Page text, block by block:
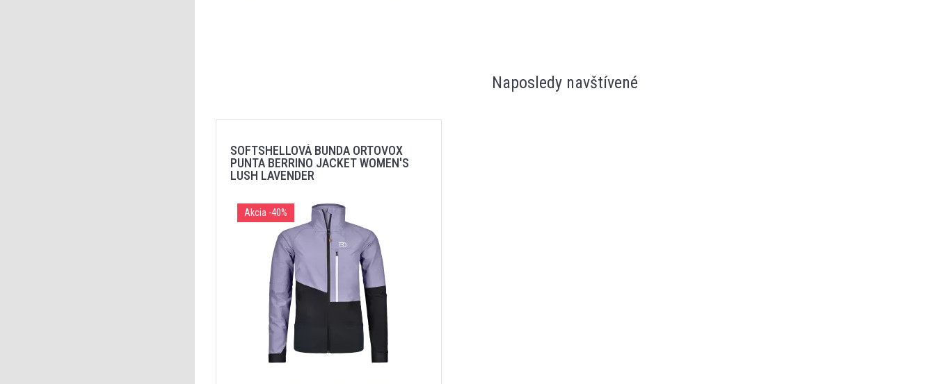
Naposledy navštívené
SOFTSHELLOVÁ BUNDA ORTOVOX
PUNTA BERRINO JACKET WOMEN'S
LUSH LAVENDER
Akcia -40%